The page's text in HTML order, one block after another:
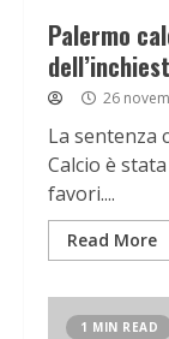
Palermo
26
La sentenza
Calcio è
favori....
Read More
1 MIN READ